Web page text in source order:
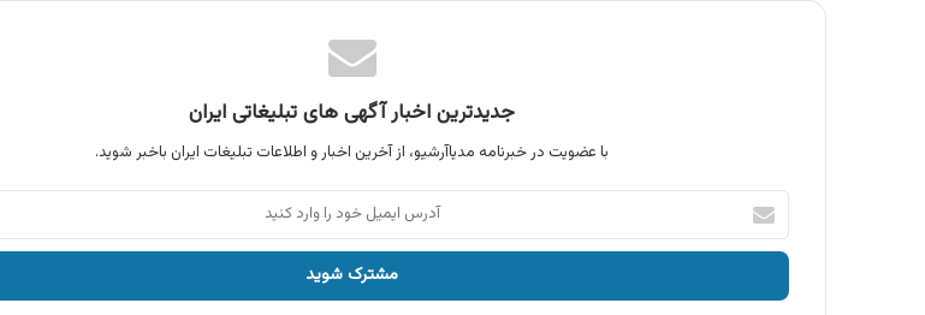
جدیدترین اخبار آگهی های تبلیغاتی ایران
با عضویت در خبرنامه مدیاآرشیو، از آخرین اخبار و اطلاعات تبلیغات ایران باخبر شوید.
آدرس
ایمیل
خود
وارد